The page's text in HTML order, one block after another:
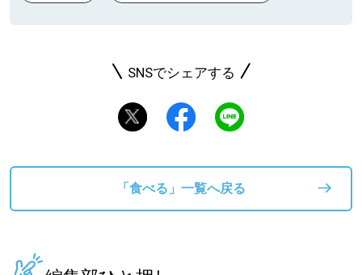
SNSでシェアする
「食べる」一覧へ戻る